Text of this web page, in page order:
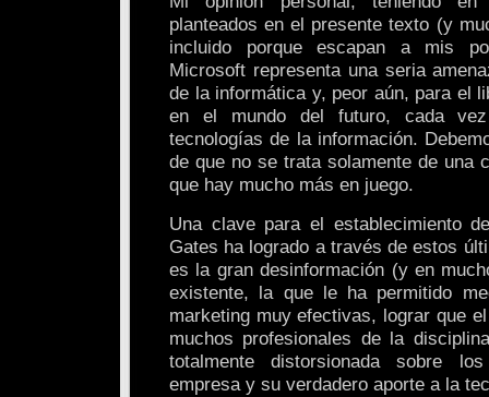
planteados en el presente texto (y
incluido porque escapan a mis
Microsoft representa una seria
de la informática y, peor aún, para el
en el mundo del futuro, cada
tecnologías de la información.
de que no se trata solamente de una
que hay mucho más en juego.
Una clave para el establecimiento
Gates ha logrado a través de estos
es la gran desinformación (y en
existente, la que le ha permitido
marketing muy efectivas, lograr que
muchos profesionales de la
totalmente distorsionada sobre
empresa y su verdadero aporte a la